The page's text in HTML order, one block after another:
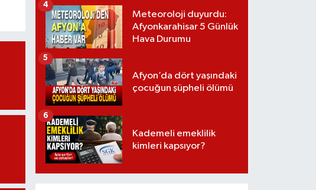
Meteoroloji duyurdu:
Afyonkarahisar 5 Günlük
Hava Durumu
4
Afyon’da dört yaşındaki
çocuğun şüpheli ölümü
5
Kademeli emeklilik
kimleri kapsıyor?
6